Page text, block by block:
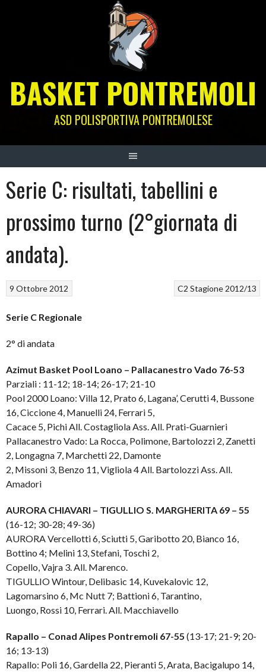
BASKET PONTREMOLI
ASD POLISPORTIVA PONTREMOLESE
Serie C: risultati, tabellini e
prossimo turno (2°giornata di
andata).
C2 Stagione 2012/13
9 Ottobre 2012
Serie C Regionale
2° di andata
Azimut Basket Pool Loano – Pallacanestro Vado 76-53
Parziali : 11-12; 18-14; 26-17; 21-10
Pool 2000 Loano: Villa 12, Prato 6, Lagana’, Cerutti 4, Bussone
16, Ciccione 4, Manuelli 24, Ferrari 5,
Cacace 5, Pichi All. Costagliola Ass. All. Prati-Guarnieri
Pallacanestro Vado: La Rocca, Polimone, Bartolozzi 2, Zanetti
2, Longagna 7, Marchetti 22, Damonte
2, Missoni 3, Benzo 11, Vigliola 4 All. Bartolozzi Ass. All.
Amadori
AURORA CHIAVARI – TIGULLIO S. MARGHERITA 69 – 55
(16-12; 30-28; 49-36)
AURORA Vercellotti 6, Sciutti 5, Garibotto 20, Bianco 16,
Bottino 4; Melini 13, Stefani, Toschi 2,
Copello, Vajra 3. All. Marenco.
TIGULLIO Wintour, Delibasic 14, Kuvekalovic 12,
Lagomarsino 6, Mc Nutt 7; Battioni 6, Tarantino,
Luongo, Rossi 10, Ferrari. All. Macchiavello
Rapallo – Conad Alipes Pontremoli 67-55 (13-17; 21-9; 20-
16; 13-13)
Rapallo: Poli 16, Gardella 22, Pieranti 5, Arata, Bacigalupo 14,